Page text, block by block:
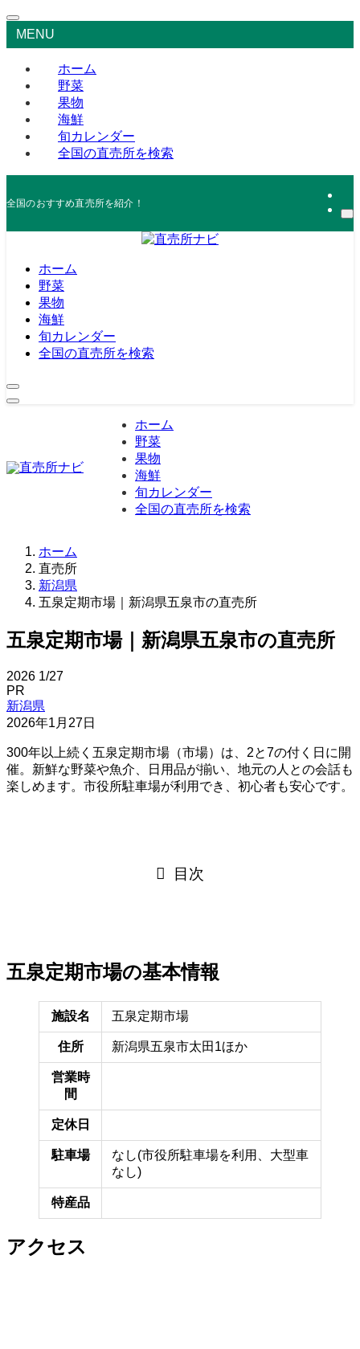
MENU
ホーム
野菜
果物
海鮮
旬カレンダー
全国の直売所を検索
全国のおすすめ直売所を紹介！
ホーム
野菜
果物
海鮮
旬カレンダー
全国の直売所を検索
ホーム
野菜
果物
海鮮
旬カレンダー
全国の直売所を検索
ホーム
直売所
新潟県
五泉定期市場｜新潟県五泉市の直売所
五泉定期市場｜新潟県五泉市の直売所
2026 1/27
PR
新潟県
2026年1月27日
300年以上続く五泉定期市場（市場）は、2と7の付く日に開
催。新鮮な野菜や魚介、日用品が揃い、地元の人との会話も
楽しめます。市役所駐車場が利用でき、初心者も安心です。
目次
五泉定期市場の基本情報
施設名 五泉定期市場
住所 新潟県五泉市太田1ほか
営業時
間
定休日
駐車場
なし(市役所駐車場を利用、大型車
なし)
特産品
アクセス